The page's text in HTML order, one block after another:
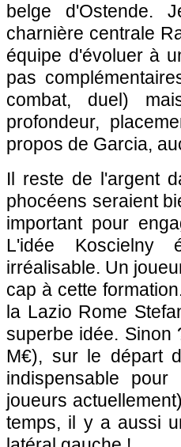
belge d'Ostende.
charnière centrale
équipe d'évoluer à
pas
combat, duel)
profondeur,
propos de Garcia,
Il reste de l'argent
phocéens seraient
important pour
L'idée Koscielny
irréalisable. Un
cap à cette
la Lazio Rome
superbe idée. Sinon
M€), sur le départ
indispensable
joueurs
temps, il y a aussi